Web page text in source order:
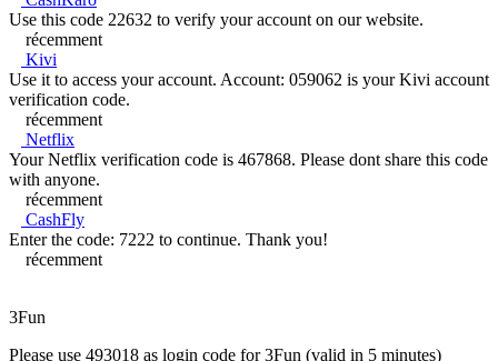
Use this code 22632 to verify your account on our website.
récemment
Kivi
Use it to access your account. Account: 059062 is your Kivi account
verification code.
récemment
Netflix
Your Netflix verification code is 467868. Please dont share this code
with anyone.
récemment
CashFly
Enter the code: 7222 to continue. Thank you!
récemment
3Fun
Please use 493018 as login code for 3Fun (valid in 5 minutes)